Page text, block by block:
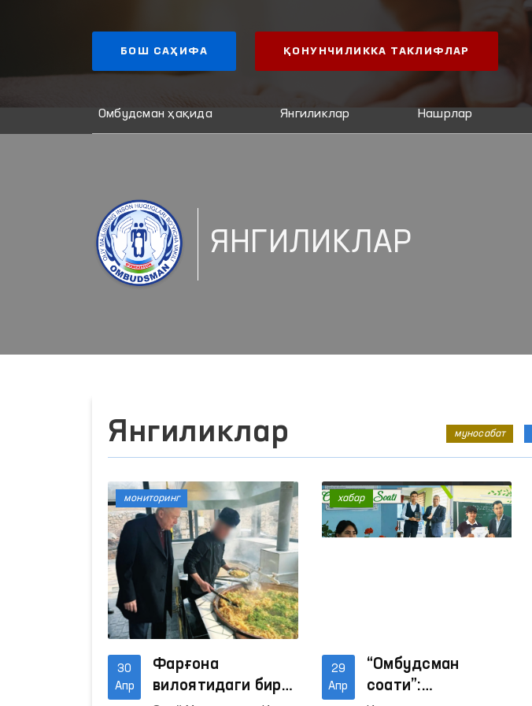
БОШ САҲИФА ҚОНУНЧИЛИККА ТАКЛИФЛАР
Омбудсман ҳақида Янгиликлар Нашрлар
ЯНГИЛИКЛАР
Янгиликлар муносабат
30
Апр
Фарғона
вилоятидаги бир
мониторинг
29
Апр
“Омбудсман
соати”:
хабар